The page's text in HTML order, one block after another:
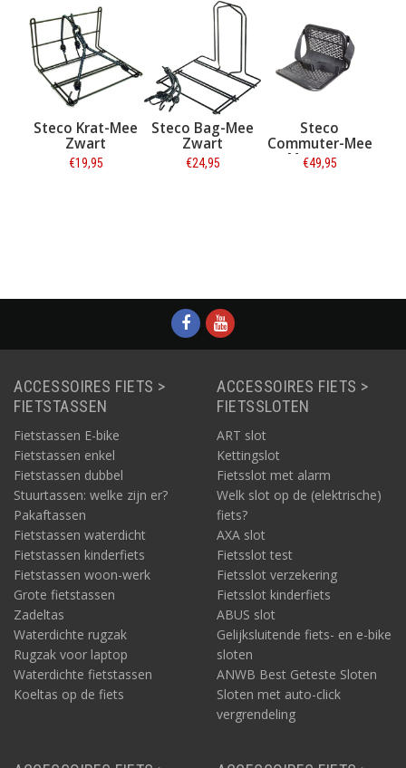
Mee
Steco Bag-Mee
Zwart
Steco
Commuter-Mee
Matzwart
Lynx
Stelix 110 CM -
8,3 MM - ART-2
ACCESSOIRES FIETS >
FIETSTASSEN
Fietstassen E-bike
Fietstassen enkel
Fietstassen dubbel
Stuurtassen: welke zijn er?
Pakaftassen
Fietstassen waterdicht
Fietstassen kinderfiets
Fietstassen woon-werk
Grote fietstassen
Zadeltas
Waterdichte rugzak
Rugzak voor laptop
Waterdichte fietstassen
Koeltas op de fiets
ACCESSOIRES FIETS >
FIETSSLOTEN
ART slot
Kettingslot
Fietsslot met alarm
Welk slot op de (elektrische)
fiets?
AXA slot
Fietsslot test
Fietsslot verzekering
Fietsslot kinderfiets
ABUS slot
Gelijksluitende fiets- en e-bike
sloten
ANWB Best Geteste Sloten
Sloten met auto-click
vergrendeling